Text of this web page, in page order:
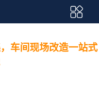
车间现场改造一站式